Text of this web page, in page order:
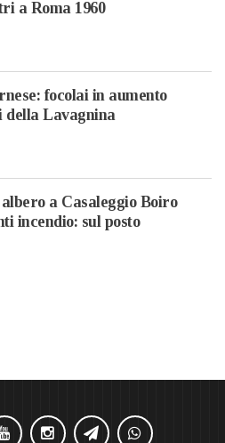
a Roma 1960
focolai in aumento
della Lavagnina
a Casaleggio Boiro
incendio: sul posto